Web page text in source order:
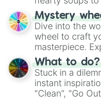
options like
chance guide
choices such
Mystery
Dive into the
wheel to craft
masterpiece.
"Blue Coloring",
From
"Pink Coloring",
ingredient.
What to
Stuck in a
instant
"Clean", "Go